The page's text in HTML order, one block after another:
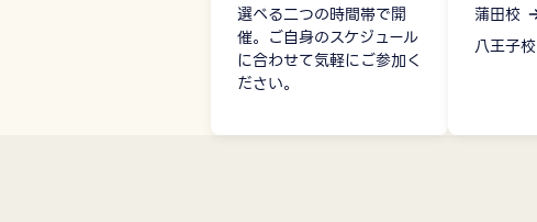
選べる二つの時間帯で開
催。ご自身のスケジュール
に合わせて気軽にご参加く
ださい。
蒲田校
八王子校